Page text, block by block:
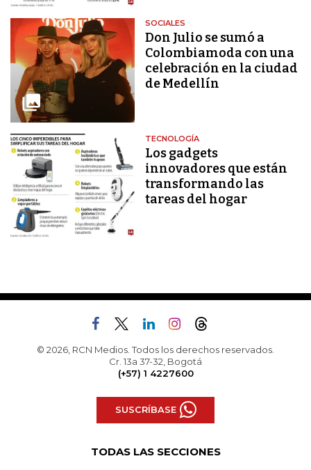
SOCIALES
Don Julio se sumó a
Colombiamoda con una
celebración en la ciudad
de Medellín
TECNOLOGÍA
Los gadgets
innovadores que están
transformando las
tareas del hogar
© 2026, RCN Medios. Todos los derechos reservados.
Cr. 13a 37-32, Bogotá
(+57) 1 4227600
SUSCRÍBASE
TODAS LAS SECCIONES